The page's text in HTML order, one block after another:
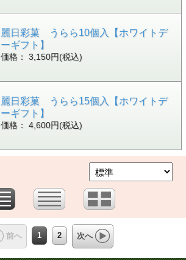
麗日彩菓 うらら10個入【ホワイトデ
ーギフト】
価格： 3,150円(税込)
麗日彩菓 うらら15個入【ホワイトデ
ーギフト】
価格： 4,600円(税込)
前へ 1 2 次へ